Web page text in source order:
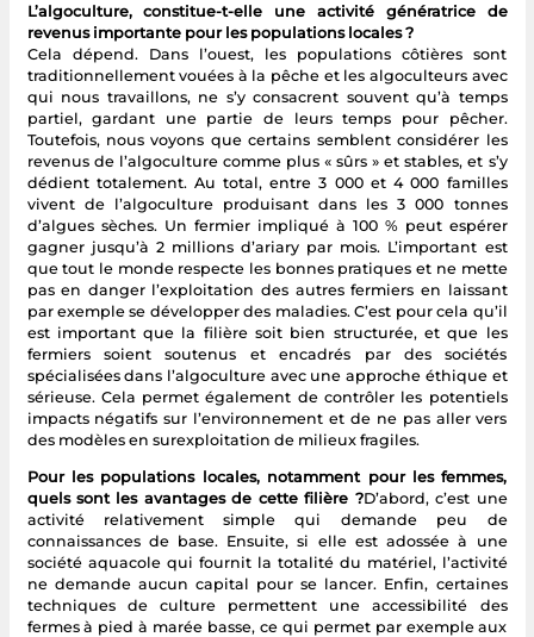
L’algoculture, constitue-t-elle une activité génératrice de
revenus importante pour les populations locales ?
Cela dépend. Dans l’ouest, les populations côtières sont
traditionnellement vouées à la pêche et les algoculteurs avec
qui nous travaillons, ne s’y consacrent souvent qu’à temps
partiel, gardant une partie de leurs temps pour pêcher.
Toutefois, nous voyons que certains semblent considérer les
revenus de l’algoculture comme plus « sûrs » et stables, et s’y
dédient totalement. Au total, entre 3 000 et 4 000 familles
vivent de l’algoculture produisant dans les 3 000 tonnes
d’algues sèches. Un fermier impliqué à 100 % peut espérer
gagner jusqu’à 2 millions d’ariary par mois. L’important est
que tout le monde respecte les bonnes pratiques et ne mette
pas en danger l’exploitation des autres fermiers en laissant
par exemple se développer des maladies. C’est pour cela qu’il
est important que la filière soit bien structurée, et que les
fermiers soient soutenus et encadrés par des sociétés
spécialisées dans l’algoculture avec une approche éthique et
sérieuse. Cela permet également de contrôler les potentiels
impacts négatifs sur l’environnement et de ne pas aller vers
des modèles en surexploitation de milieux fragiles.
Pour les populations locales, notamment pour les femmes,
quels sont les avantages de cette filière ?D’abord, c’est une
activité relativement simple qui demande peu de
connaissances de base. Ensuite, si elle est adossée à une
société aquacole qui fournit la totalité du matériel, l’activité
ne demande aucun capital pour se lancer. Enfin, certaines
techniques de culture permettent une accessibilité des
fermes à pied à marée basse, ce qui permet par exemple aux